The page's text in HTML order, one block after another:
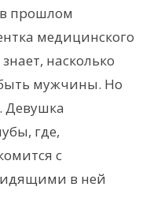
в прошлом
медицинского
насколько
мужчины. Но
Девушка
где,
с
в ней